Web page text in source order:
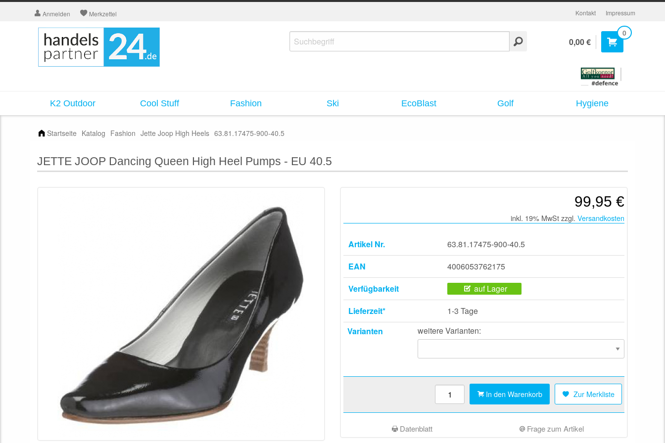
Anmelden Merkzettel Kontakt Impressum
0
0,00 €
K2 Outdoor Cool Stuff Fashion Ski EcoBlast Golf Hygiene
Startseite Katalog Fashion Jette Joop High Heels 63.81.17475-900-40.5
JETTE JOOP Dancing Queen High Heel Pumps - EU 40.5
99,95 €
inkl. 19% MwSt zzgl. Versandkosten
Artikel Nr.
63.81.17475-900-40.5
EAN
4006053762175
Verfügbarkeit
auf Lager
Lieferzeit*
1-3 Tage
Varianten
weitere Varianten:
Zur Merkliste
In den Warenkorb
Datenblatt Frage zum Artikel